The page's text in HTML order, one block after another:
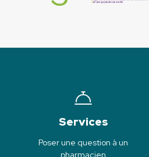
Services
Poser une question à un
pharmacien